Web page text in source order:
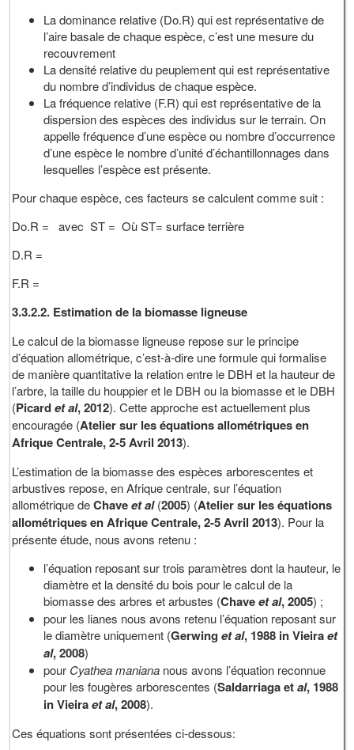
La dominance relative (Do.R) qui est représentative de
l’aire basale de chaque espèce, c’est une mesure du
recouvrement
La densité relative du peuplement qui est représentative
du nombre d’individus de chaque espèce.
La fréquence relative (F.R) qui est représentative de la
dispersion des espèces des individus sur le terrain. On
appelle fréquence d’une espèce ou nombre d’occurrence
d’une espèce le nombre d’unité d’échantillonnages dans
lesquelles l’espèce est présente.
Pour chaque espèce, ces facteurs se calculent comme suit :
Do.R = avec ST = Où ST= surface terrière
D.R =
F.R =
3.3.2.2. Estimation de la biomasse ligneuse
Le calcul de la biomasse ligneuse repose sur le principe
d’équation allométrique, c’est-à-dire une formule qui formalise
de manière quantitative la relation entre le DBH et la hauteur de
l’arbre, la taille du houppier et le DBH ou la biomasse et le DBH
(Picardetal, 2012). Cette approche est actuellement plus
encouragée (Atelier sur les équations allométriques en
Afrique Centrale, 2-5 Avril 2013).
L’estimation de la biomasse des espèces arborescentes et
arbustives repose, en Afrique centrale, sur l’équation
allométrique deChaveetal(2005) (Atelier sur les équations
allométriques en Afrique Centrale, 2-5 Avril 2013). Pour la
présente étude, nous avons retenu :
l’équation reposant sur trois paramètres dont la hauteur, le
diamètre et la densité du bois pour le calcul de la
biomasse des arbres et arbustes (Chaveetal, 2005) ;
pour les lianes nous avons retenu l’équation reposant sur
le diamètre uniquement (Gerwingetal, 1988 in Vieiraet
al, 2008)
pour Cyathea maniana nous avons l’équation reconnue
pour les fougères arborescentes (Saldarriaga etal, 1988
in Vieiraetal, 2008).
Ces équations sont présentées ci-dessous: